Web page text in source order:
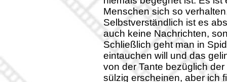
Menschen sich so
Selbstverständlich ist es
auch keine Nachrichten,
Schließlich geht man in
eintauchen will und das
von der Tante bezüglich
sülzig erscheinen, aber ich